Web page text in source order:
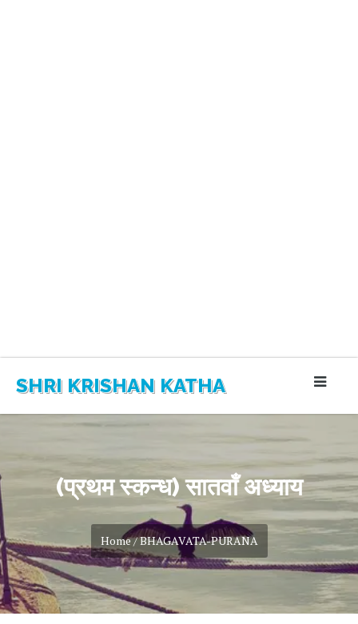
SHRI KRISHAN KATHA
(प्रथम स्कन्ध) सातवाँ अध्याय
Home / BHAGAVATA-PURANA